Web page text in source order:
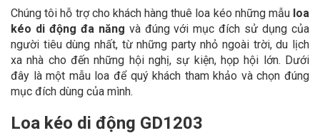
Chúng tôi hỗ trợ cho khách hàng thuê loa kéo những mẫu loa
kéo di động đa năng và đúng với mục đích sử dụng của
người tiêu dùng nhất, từ những party nhỏ ngoài trời, du lịch
xa nhà cho đến những hội nghị, sự kiện, họp hội lớn. Dưới
đây là một mẫu loa để quý khách tham khảo và chọn đúng
mục đích dùng của mình.
Loa kéo di động GD1203